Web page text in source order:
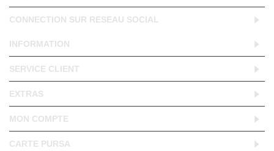
CONNECTION SUR RESEAU SOCIAL
INFORMATION
SERVICE CLIENT
EXTRAS
MON COMPTE
CARTE PURSA